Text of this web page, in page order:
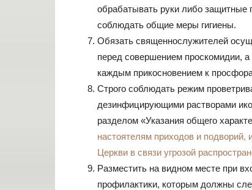
обрабатывать руки либо защитные
соблюдать общие меры гигиены.
Обязать священнослужителей
перед совершением проскомидии,
каждым прикосновением к
Строго соблюдать режим
дезинфицирующими растворами
разделом «Указания общего
настоятелям приходов и
Церкви в связи угрозой
Разместить на видном месте при
профилактики, которым должны